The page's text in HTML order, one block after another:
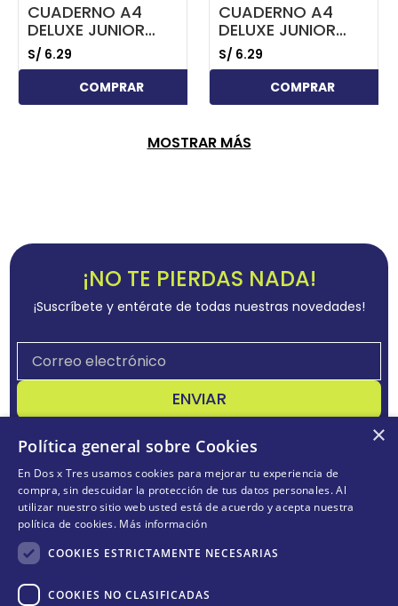
CUADERNO A4
DELUXE JUNIOR
70GR. 80 HOJAS
SOMBREADO
TRIPLE RENGLÓN
ROJO
S/ 6.29
COMPRAR
CUADERNO A4
DELUXE JUNIOR
70GR. 80 HOJAS
SOMBREADO
TRIPLE RENGLÓN
AMARILLO
S/ 6.29
COMPRAR
MOSTRAR MÁS
¡NO TE PIERDAS NADA!
¡Suscríbete y entérate de todas nuestras novedades!
ENVIAR
CONÓCENOS
POLÍTICAS
TE AYUDAMOS
×
Política general sobre Cookies
En Dos x Tres usamos cookies para mejorar tu experiencia de
compra, sin descuidar la protección de tus datos personales. Al
utilizar nuestro sitio web usted está de acuerdo y acepta nuestra
política de cookies. Más información
COOKIES ESTRICTAMENTE NECESARIAS
COOKIES NO CLASIFICADAS